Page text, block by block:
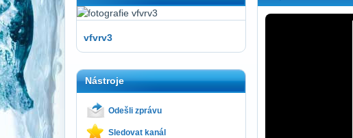
vfvrv3
Nástroje
Odešli zprávu
Sledovat kanál